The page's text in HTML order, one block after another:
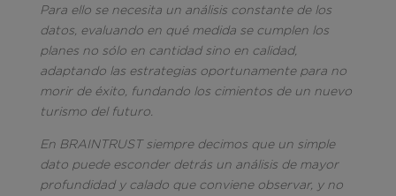
Para ello se necesita un análisis constante de los
datos, evaluando en qué medida se cumplen los
planes no sólo en cantidad sino en calidad,
adaptando las estrategias oportunamente para no
morir de éxito, fundando los cimientos de un nuevo
turismo del futuro.
En BRAINTRUST siempre decimos que un simple
dato puede esconder detrás un análisis de mayor
profundidad y calado que conviene observar, y no